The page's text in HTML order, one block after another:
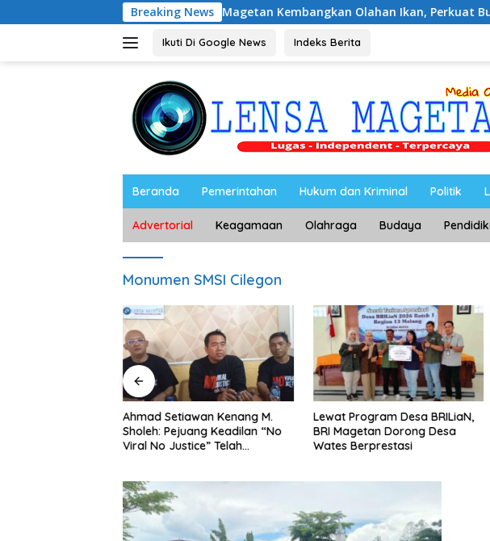
ke
Breaking News
Dorong Ibu-Ibu Magetan Kembangkan Olahan Ikan, Perkuat Budaya Gemar
Ikuti Di Google News Indeks Berita
Beranda Pemerintahan Hukum dan Kriminal Politik
Advertorial Keagamaan Olahraga Budaya
Monumen SMSI Cilegon
Ahmad Setiawan Kenang M.
Sholeh: Pejuang Keadilan “No
Viral No Justice” Telah
Lewat Program Desa BRILiaN,
BRI Magetan Dorong Desa
Wates Berprestasi